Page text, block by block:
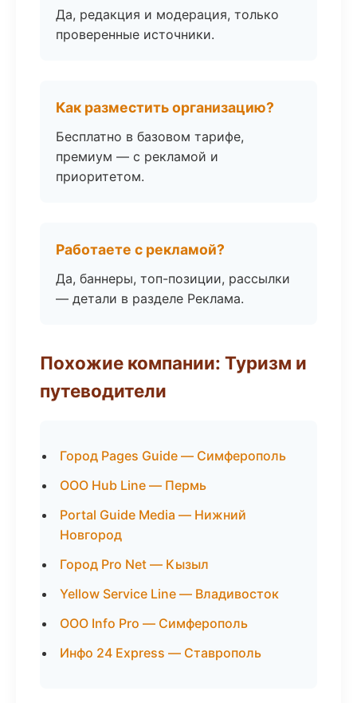
Да, редакция и модерация, только
проверенные источники.
Как разместить организацию?
Бесплатно в базовом тарифе,
премиум — с рекламой и
приоритетом.
Работаете с рекламой?
Да, баннеры, топ-позиции, рассылки
— детали в разделе Реклама.
Похожие компании: Туризм и
путеводители
Город Pages Guide — Симферополь
ООО Hub Line — Пермь
Portal Guide Media — Нижний
Новгород
Город Pro Net — Кызыл
Yellow Service Line — Владивосток
ООО Info Pro — Симферополь
Инфо 24 Express — Ставрополь